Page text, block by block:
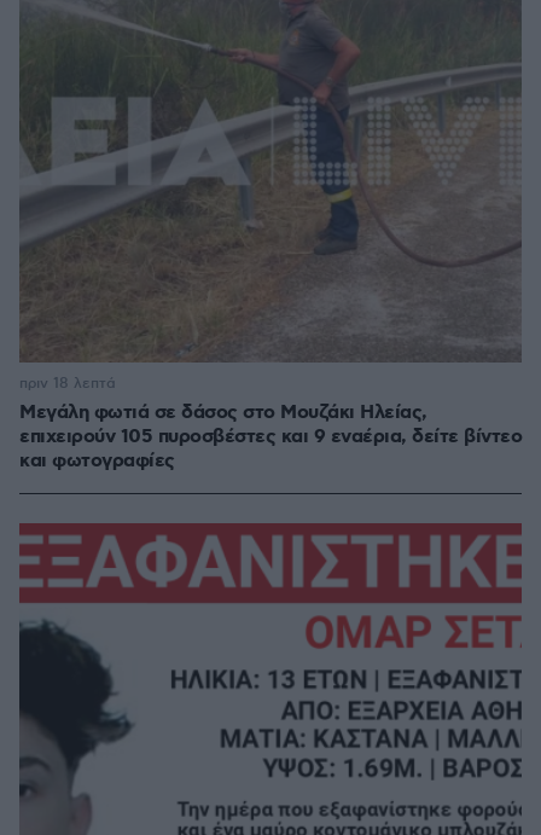
Μεγάλη φωτιά σε δάσος στο Μουζάκι Ηλείας,
επιχειρούν 105 πυροσβέστες και 9 εναέρια, δείτε βίντεο
και φωτογραφίες
πριν 18 λεπτά